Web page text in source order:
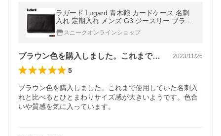
ラガード Lugard 青木鞄 カードケース 名刺
入れ 定期入れ メンズ G3 ジースリー ブラッ
ク ネイビー ブラウン 黒 5204
スニークオンラインショップ
ブラウン色を購入しました。これまで使用… 2023/11/25
5
ブラウン色を購入しました。これまで使用していた名刺入
れと比べるとひとまわりサイズ感が大きいようです。色合
いや質感を気に入っています。